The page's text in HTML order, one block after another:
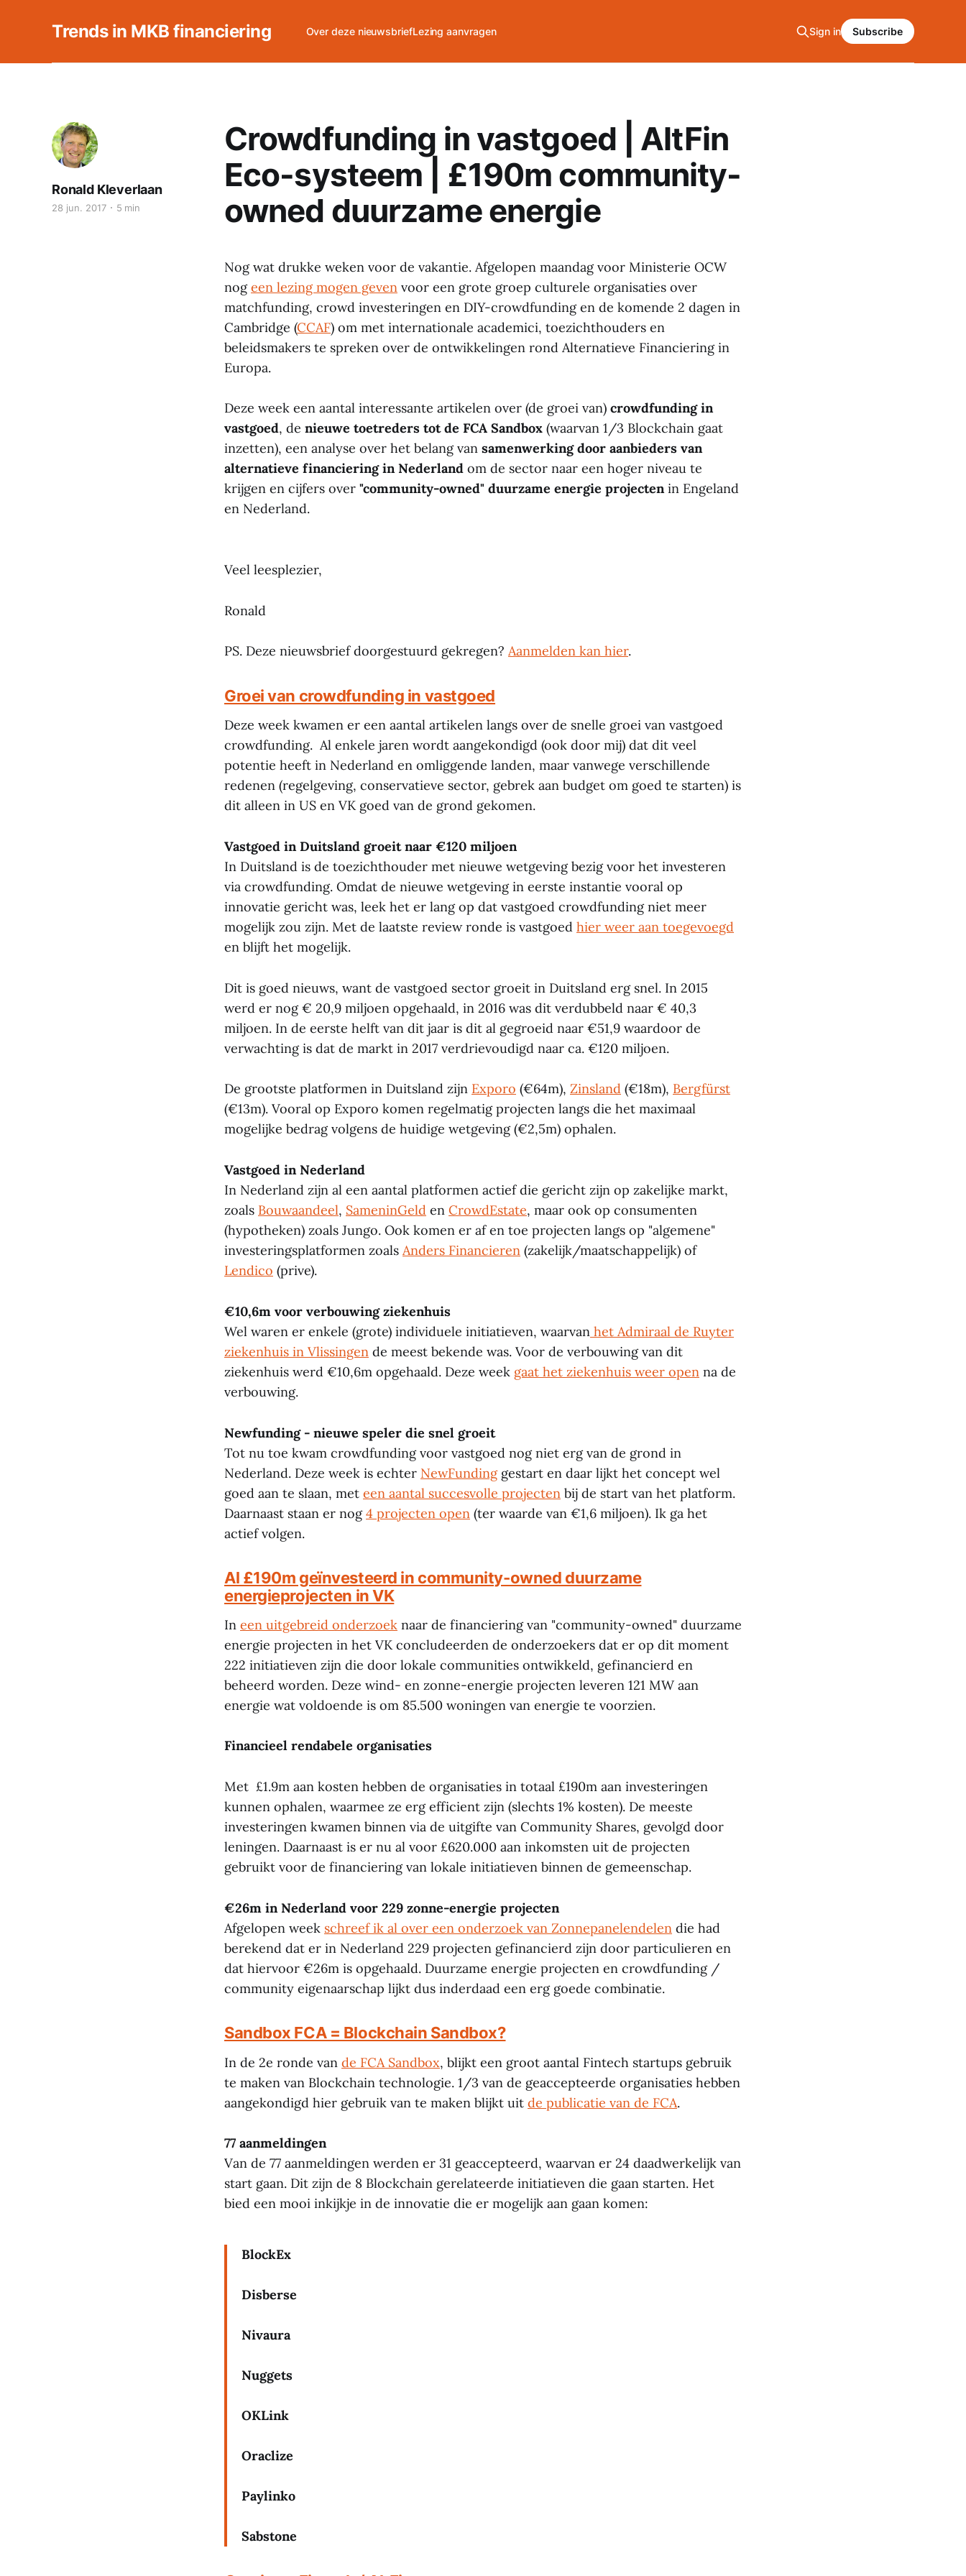
Trends in MKB financiering Over deze nieuwsbriefLezing aanvragen Sign in Subscribe
Crowdfunding in vastgoed | AltFin
Eco-systeem | £190m community-
owned duurzame energie
Ronald Kleverlaan
28 jun. 2017 5 min
Nog wat drukke weken voor de vakantie. Afgelopen maandag voor Ministerie OCW
nogeen lezing mogen geven voor een grote groep culturele organisaties over
matchfunding, crowd investeringen en DIY-crowdfunding en de komende 2 dagen in
Cambridge (CCAF) om met internationale academici, toezichthouders en
beleidsmakers te spreken over de ontwikkelingen rond Alternatieve Financiering in
Europa.
Deze week een aantal interessante artikelen over (de groei van) crowdfunding in
vastgoed, de nieuwe toetreders tot de FCA Sandbox (waarvan 1/3 Blockchain gaat
inzetten), een analyse over het belang van samenwerking door aanbieders van
alternatieve financiering in Nederland om de sector naar een hoger niveau te
krijgen en cijfers over "community-owned" duurzame energie projectenin Engeland
en Nederland.
Veel leesplezier,
Ronald
PS. Deze nieuwsbrief doorgestuurd gekregen? Aanmelden kan hier.
Groei van crowdfunding in vastgoed
Deze week kwamen er een aantal artikelen langs over de snelle groei van vastgoed
crowdfunding. Al enkele jaren wordt aangekondigd (ook door mij) dat dit veel
potentie heeft in Nederland en omliggende landen, maar vanwege verschillende
redenen (regelgeving, conservatieve sector, gebrek aan budget om goed te starten) is
dit alleen in US en VK goed van de grond gekomen.
Vastgoed in Duitsland groeit naar €120 miljoen
In Duitsland is de toezichthouder met nieuwe wetgeving bezig voor het investeren
via crowdfunding. Omdat de nieuwe wetgeving in eerste instantie vooral op
innovatie gericht was, leek het er lang op dat vastgoed crowdfunding niet meer
mogelijk zou zijn. Met de laatste review ronde is vastgoed hier weer aan toegevoegd
en blijft het mogelijk.
Dit is goed nieuws, want de vastgoed sector groeit in Duitsland erg snel. In 2015
werd er nog € 20,9 miljoen opgehaald, in 2016 was dit verdubbeld naar € 40,3
miljoen. In de eerste helft van dit jaar is dit al gegroeid naar €51,9 waardoor de
verwachting is dat de markt in 2017 verdrievoudigd naar ca. €120 miljoen.
De grootste platformen in Duitsland zijn Exporo (€64m), Zinsland (€18m), Bergfürst
(€13m). Vooral op Exporo komen regelmatig projecten langs die het maximaal
mogelijke bedrag volgens de huidige wetgeving (€2,5m) ophalen.
Vastgoed in Nederland
In Nederland zijn al een aantal platformen actief die gericht zijn op zakelijke markt,
zoals Bouwaandeel, SameninGeld en CrowdEstate, maar ook op consumenten
(hypotheken) zoals Jungo. Ook komen er af en toe projecten langs op "algemene"
investeringsplatformen zoals Anders Financieren (zakelijk/maatschappelijk) of
Lendico (prive).
€10,6m voor verbouwing ziekenhuis
Wel waren er enkele (grote) individuele initiatieven, waarvan het Admiraal de Ruyter
ziekenhuis in Vlissingen de meest bekende was. Voor de verbouwing van dit
ziekenhuis werd €10,6m opgehaald. Deze week gaat het ziekenhuis weer open na de
verbouwing.
Newfunding - nieuwe speler die snel groeit
Tot nu toe kwam crowdfunding voor vastgoed nog niet erg van de grond in
Nederland. Deze week is echter NewFundinggestart en daar lijkt het concept wel
goed aan te slaan, met een aantal succesvolle projecten bij de start van het platform.
Daarnaast staan er nog4 projecten open (ter waarde van €1,6 miljoen). Ik ga het
actief volgen.
Al £190m geïnvesteerd in community-owned duurzame
energieprojecten in VK
In een uitgebreid onderzoek naar de financiering van "community-owned" duurzame
energie projecten in het VK concludeerden de onderzoekers dat er op dit moment
222 initiatieven zijn die door lokale communities ontwikkeld, gefinancierd en
beheerd worden. Deze wind- en zonne-energie projecten leveren 121 MW aan
energie wat voldoende is om 85.500 woningen van energie te voorzien.
Financieel rendabele organisaties
Met £1.9m aan kosten hebben de organisaties in totaal £190m aan investeringen
kunnen ophalen, waarmee ze erg efficient zijn (slechts 1% kosten). De meeste
investeringen kwamen binnen via de uitgifte van Community Shares, gevolgd door
leningen. Daarnaast is er nu al voor £620.000 aan inkomsten uit de projecten
gebruikt voor de financiering van lokale initiatieven binnen de gemeenschap.
€26m in Nederland voor 229 zonne-energie projecten
Afgelopen week schreef ik al over een onderzoek van Zonnepanelendelen die had
berekend dat er in Nederland 229 projecten gefinancierd zijn door particulieren en
dat hiervoor €26m is opgehaald. Duurzame energie projecten en crowdfunding /
community eigenaarschap lijkt dus inderdaad een erg goede combinatie.
Sandbox FCA = Blockchain Sandbox?
In de 2e ronde van de FCA Sandbox, blijkt een groot aantal Fintech startups gebruik
te maken van Blockchain technologie. 1/3 van de geaccepteerde organisaties hebben
aangekondigd hier gebruik van te maken blijkt uit de publicatie van de FCA.
77 aanmeldingen
Van de 77 aanmeldingen werden er 31 geaccepteerd, waarvan er 24 daadwerkelijk van
start gaan. Dit zijn de 8 Blockchain gerelateerde initiatieven die gaan starten. Het
bied een mooi inkijkje in de innovatie die er mogelijk aan gaan komen:
BlockEx
Disberse
Nivaura
Nuggets
OKLink
Oraclize
Paylinko
Sabstone